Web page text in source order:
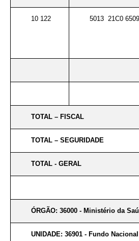
10 122 5013 21C0 6509
TOTAL – FISCAL
TOTAL – SEGURIDADE
TOTAL - GERAL
ÓRGÃO: 36000 - Ministério da
UNIDADE: 36901 - Fundo